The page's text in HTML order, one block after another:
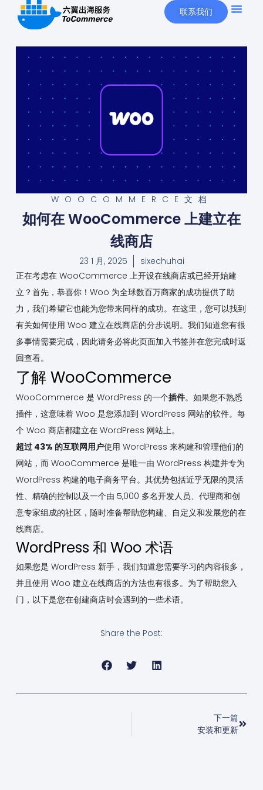
联系我们
WOOCOMMERCE文档
如何在 WooCommerce 上建立在
线商店
23 1 月, 2025
sixechuhai
正在考虑在 WooCommerce 上开设在线商店或已经开始建
立？首先，恭喜你！Woo 为全球数百万商家的成功提供了助
力，我们希望它也能为您带来同样的成功。在这里，您可以找到
有关如何使用 Woo 建立在线商店的分步说明。我们知道您有很
多事情需要完成，因此请务必将此页面加入书签并在您完成时返
回查看。
了解 WooCommerce
WooCommerce 是 WordPress 的一个插件。如果您不熟悉
插件，这意味着 Woo 是您添加到 WordPress 网站的软件。每
个 Woo 商店都建立在 WordPress 网站上。
超过 43% 的互联网用户使用 WordPress 来构建和管理他们的
网站，而 WooCommerce 是唯一由 WordPress 构建并专为
WordPress 构建的电子商务平台。其优势包括近乎无限的灵活
性、精确的控制以及一个由 5,000 多名开发人员、代理商和创
意专家组成的社区，随时准备帮助您构建、自定义和发展您的在
线商店。
WordPress 和 Woo 术语
如果您是 WordPress 新手，我们知道您需要学习的内容很多，
并且使用 Woo 建立在线商店的方法也有很多。为了帮助您入
门，以下是您在创建商店时会遇到的一些术语。
Share the Post:
下一篇
安装和更新